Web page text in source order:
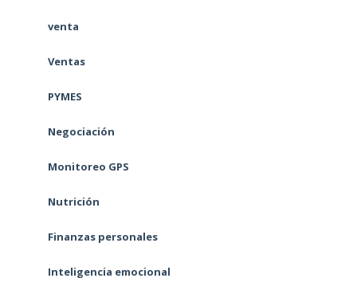
venta
Ventas
PYMES
Negociación
Monitoreo GPS
Nutrición
Finanzas personales
Inteligencia emocional